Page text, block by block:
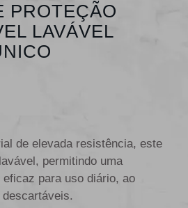
PROTEÇÃO
LAVÁVEL
de elevada resistência, este
permitindo uma
eficaz para uso diário, ao